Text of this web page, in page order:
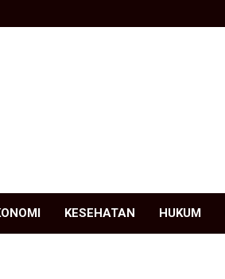
KESEHATAN HUKUM